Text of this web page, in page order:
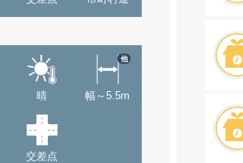
晴 幅～5.5m
他
交差点